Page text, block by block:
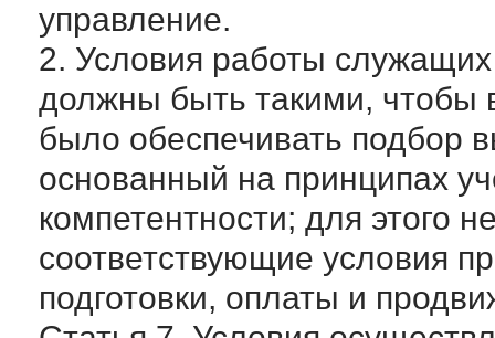
управление.
2. Условия работы
должны быть такими, чтобы
было обеспечивать подбор
основанный на принципах
компетентности; для этого
соответствующие условия
подготовки, оплаты и